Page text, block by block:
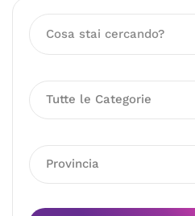
Tutte le Categorie
Provincia